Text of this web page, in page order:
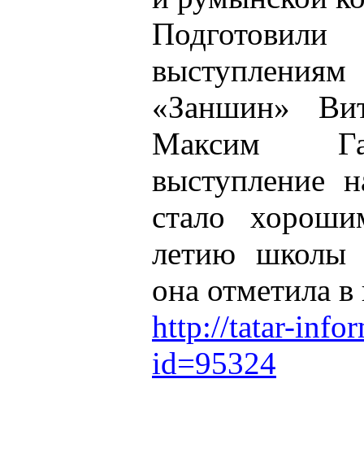
«Заншин»
Максим
выступление
стало
летию школы
она отметила в
http://tatar-
id=95324